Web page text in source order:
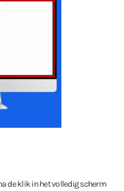
de klik in het volledig scherm